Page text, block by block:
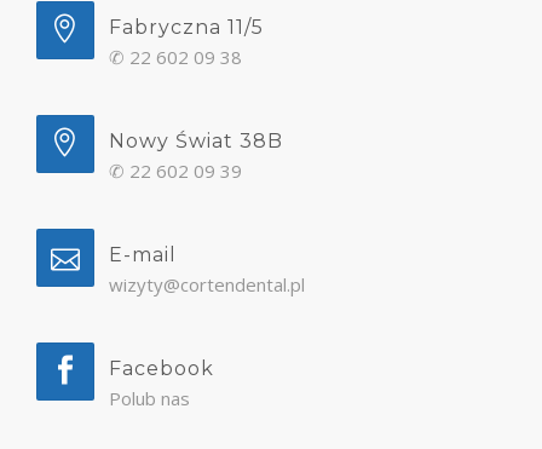
Fabryczna 11/5
✆ 22 602 09 38
Nowy Świat 38B
✆ 22 602 09 39
E-mail
wizyty@cortendental.pl
Facebook
Polub nas